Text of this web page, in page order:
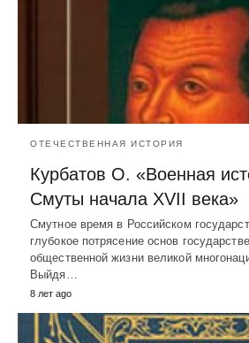
ОТЕЧЕСТВЕННАЯ ИСТОРИЯ
Курбатов О. «Военная
Смуты начала XVII века»
Смутное время в Российском
глубокое потрясение основ
общественной жизни великой
Выйдя…
8 лет ago